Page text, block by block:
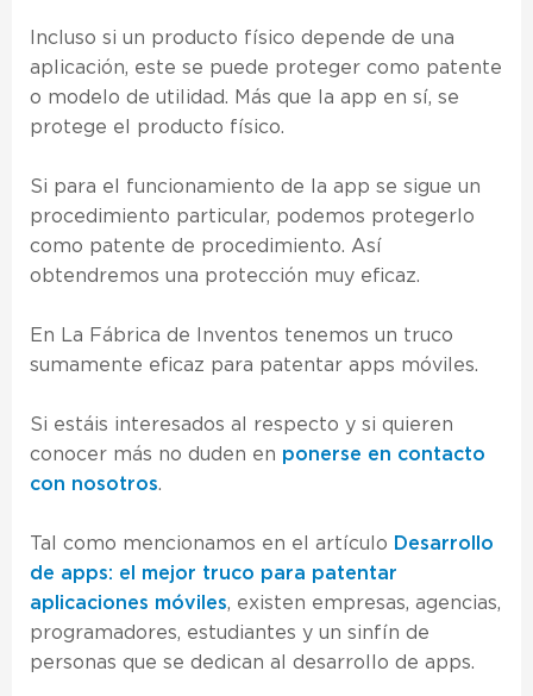
Incluso si un producto físico depende de una
aplicación, este se puede proteger como patente
o modelo de utilidad. Más que la app en sí, se
protege el producto físico.
Si para el funcionamiento de la app se sigue un
procedimiento particular, podemos protegerlo
como patente de procedimiento. Así
obtendremos una protección muy eficaz.
En La Fábrica de Inventos tenemos un truco
sumamente eficaz para patentar apps móviles.
Si estáis interesados al respecto y si quieren
conocer más no duden en ponerse en contacto
con nosotros.
Tal como mencionamos en el artículo Desarrollo
de apps: el mejor truco para patentar
aplicaciones móviles, existen empresas, agencias,
programadores, estudiantes y un sinfín de
personas que se dedican al desarrollo de apps.